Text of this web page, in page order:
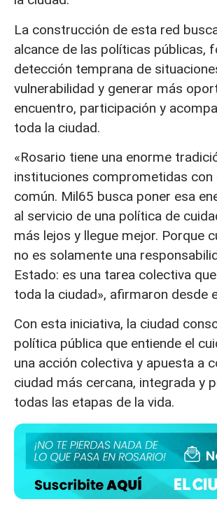
La construcción de esta red
alcance de las políticas públicas,
detección temprana de
vulnerabilidad y generar más
encuentro, participación y
toda la ciudad.
«Rosario tiene una enorme
instituciones comprometidas con
común. Mil65 busca poner esa
al servicio de una política de
más lejos y llegue mejor. Porque
no es solamente una
Estado: es una tarea colectiva
toda la ciudad», afirmaron desde
Con esta iniciativa, la ciudad
política pública que entiende el
una acción colectiva y apuesta a
ciudad más cercana, integrada y
todas las etapas de la vida.